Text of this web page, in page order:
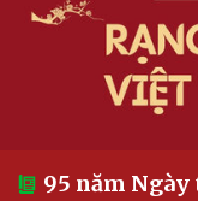
95 năm